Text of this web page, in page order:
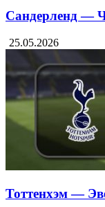
Сандерленд —
25.05.2026
Тоттенхэм —